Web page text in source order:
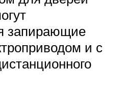
запирающие
и с